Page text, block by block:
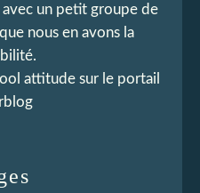
un petit groupe de
nous en avons la
attitude sur le portail